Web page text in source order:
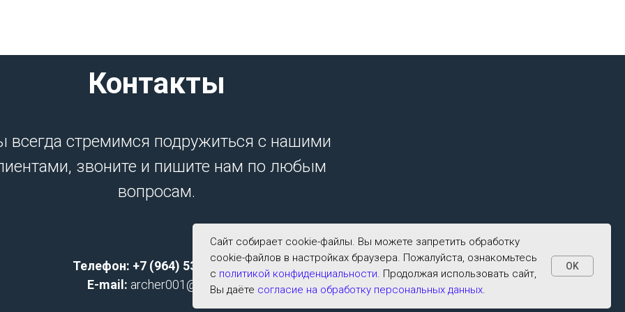
Контакты
всегда стремимся подружиться с нашими
звоните и пишите нам по любым
вопросам.
Телефон: +7 (964) 533-2591;
E-mail: archer001@list.ru
Сайт собирает cookie-файлы. Вы можете запретить обработку
cookie-файлов в настройках браузера. Пожалуйста, ознакомьтесь
с политикой конфиденциальности. Продолжая использовать сайт,
Вы даёте согласие на обработку персональных данных.
OK